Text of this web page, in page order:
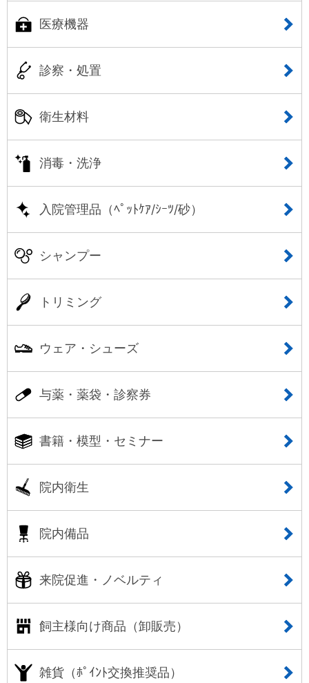
医療機器
診察・処置
衛生材料
消毒・洗浄
入院管理品（ﾍﾟｯﾄｹｱ/ｼｰﾂ/砂）
シャンプー
トリミング
ウェア・シューズ
与薬・薬袋・診察券
書籍・模型・セミナー
院内衛生
院内備品
来院促進・ノベルティ
飼主様向け商品（卸販売）
雑貨（ﾎﾟｲﾝﾄ交換推奨品）